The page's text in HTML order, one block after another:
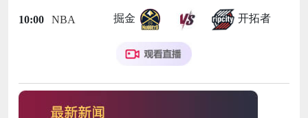
10:00 NBA 掘金 开拓者